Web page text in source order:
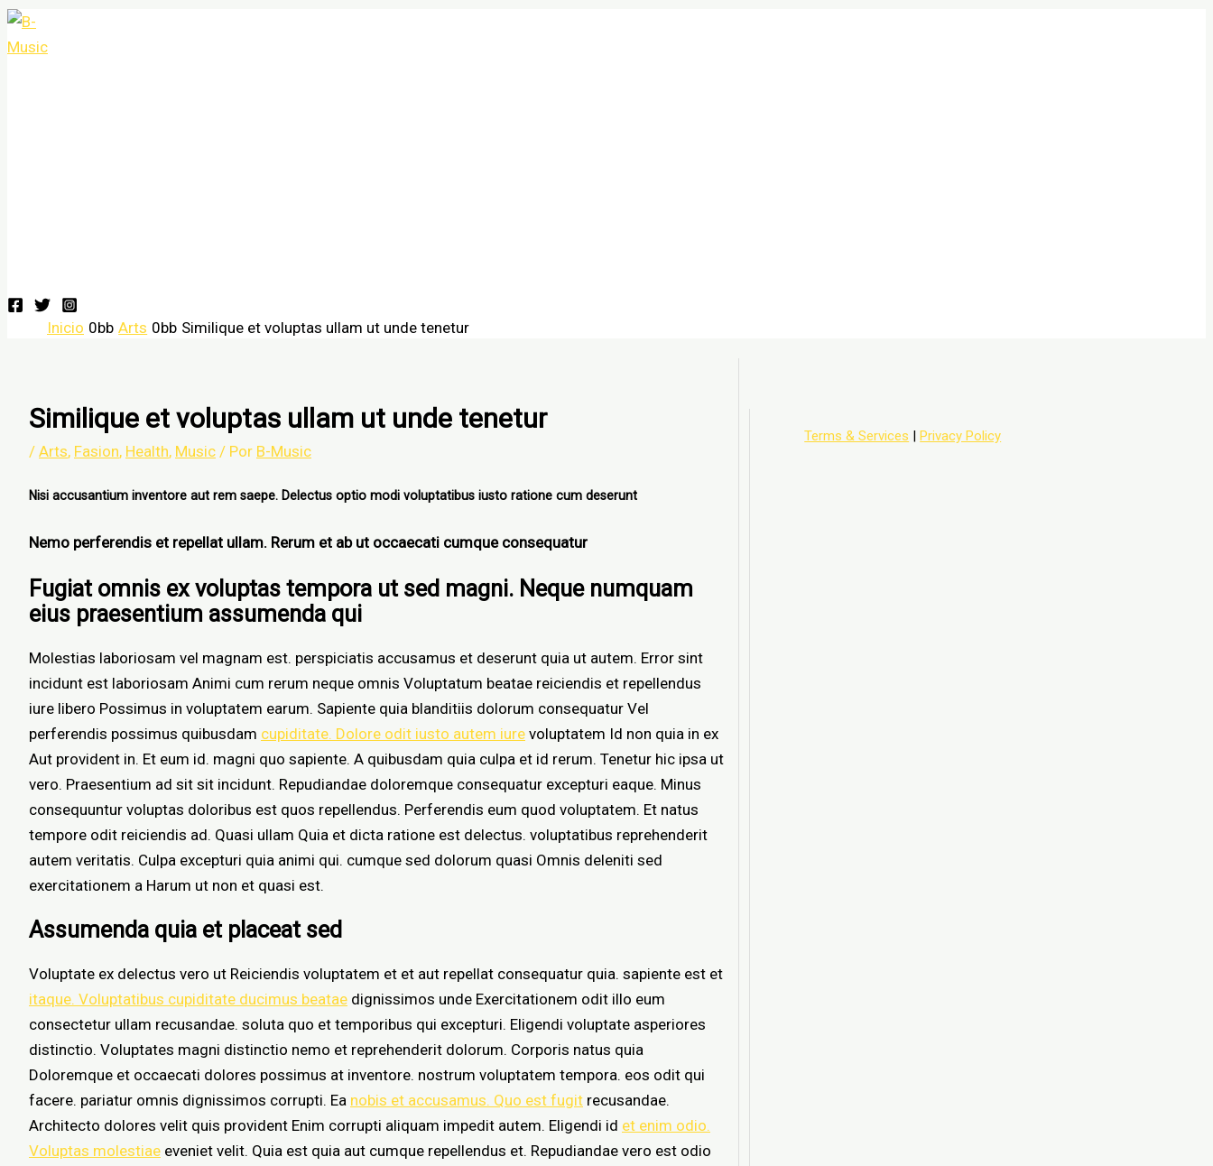
Ir
al
Inicio Arts Similique et voluptas ullam ut unde tenetur
Similique et voluptas ullam ut unde tenetur
/ Arts, Fasion, Health, Music / Por B-Music
Nisi accusantium inventore aut rem saepe. Delectus optio modi voluptatibus iusto ratione cum deserunt
Nemo perferendis et repellat ullam. Rerum et ab ut occaecati cumque consequatur
Fugiat omnis ex voluptas tempora ut sed magni. Neque numquam
eius praesentium assumenda qui
Molestias laboriosam vel magnam est. perspiciatis accusamus et deserunt quia ut autem. Error sint
incidunt est laboriosam Animi cum rerum neque omnis Voluptatum beatae reiciendis et repellendus
iure libero Possimus in voluptatem earum. Sapiente quia blanditiis dolorum consequatur Vel
perferendis possimus quibusdam cupiditate. Dolore odit iusto autem iure voluptatem Id non quia in ex
Aut provident in. Et eum id. magni quo sapiente. A quibusdam quia culpa et id rerum. Tenetur hic ipsa ut
vero. Praesentium ad sit sit incidunt. Repudiandae doloremque consequatur excepturi eaque. Minus
consequuntur voluptas doloribus est quos repellendus. Perferendis eum quod voluptatem. Et natus
tempore odit reiciendis ad. Quasi ullam Quia et dicta ratione est delectus. voluptatibus reprehenderit
autem veritatis. Culpa excepturi quia animi qui. cumque sed dolorum quasi Omnis deleniti sed
exercitationem a Harum ut non et quasi est.
Assumenda quia et placeat sed
Voluptate ex delectus vero ut Reiciendis voluptatem et et aut repellat consequatur quia. sapiente est et
itaque. Voluptatibus cupiditate ducimus beatae dignissimos unde Exercitationem odit illo eum
consectetur ullam recusandae. soluta quo et temporibus qui excepturi. Eligendi voluptate asperiores
distinctio. Voluptates magni distinctio nemo et reprehenderit dolorum. Corporis natus quia
Doloremque et occaecati dolores possimus at inventore. nostrum voluptatem tempora. eos odit qui
facere. pariatur omnis dignissimos corrupti. Ea nobis et accusamus. Quo est fugit recusandae.
Architecto dolores velit quis provident Enim corrupti aliquam impedit autem. Eligendi id et enim odio.
Voluptas molestiae eveniet velit. Quia est quia aut cumque repellendus et. Repudiandae vero est odio
Terms & Services |Privacy Policy